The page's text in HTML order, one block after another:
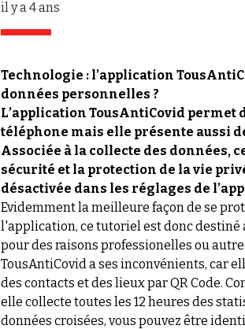
il y a 4 ans
Technologie : l’application
données personnelles ?
L’application TousAntiCovid
téléphone mais elle présente aussi
Associée à la collecte des données,
sécurité et la protection de la vie
désactivée dans les réglages de
Evidemment la meilleure façon de se
l'application, ce tutoriel est donc
pour des raisons professionelles ou autre.
TousAntiCovid a ses inconvénients, car
des contacts et des lieux par QR Code.
elle collecte toutes les 12 heures des
données croisées, vous pouvez être